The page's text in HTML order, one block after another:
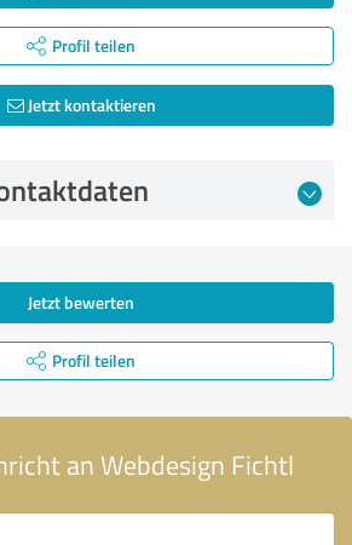
Profil teilen
Jetzt kontaktieren
Jetzt bewerten
Profil teilen
an Webdesign Fichtl